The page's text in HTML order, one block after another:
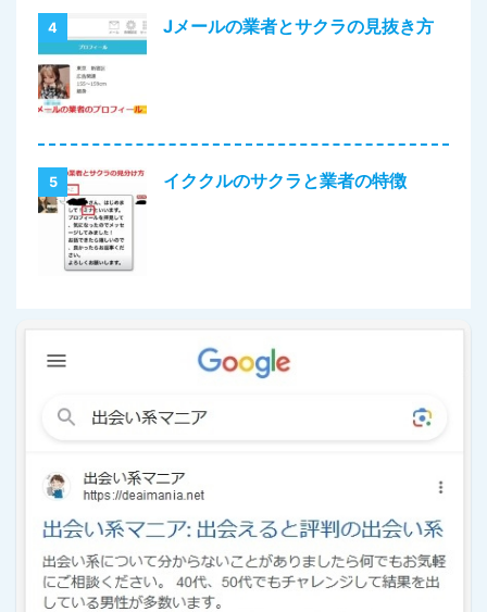
4 Jメールの業者とサクラの見抜き方
5 イククルのサクラと業者の特徴